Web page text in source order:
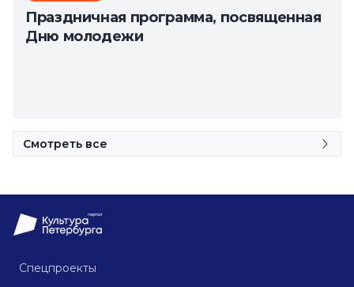
Праздничная программа, посвященная
Дню молодежи
Смотреть все
Спецпроекты